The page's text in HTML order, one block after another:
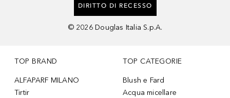
DIRITTO DI RECESSO
© 2026 Douglas Italia S.p.A.
TOP BRAND
ALFAPARF MILANO
Tirtir
TOP CATEGORIE
Blush e Fard
Acqua micellare